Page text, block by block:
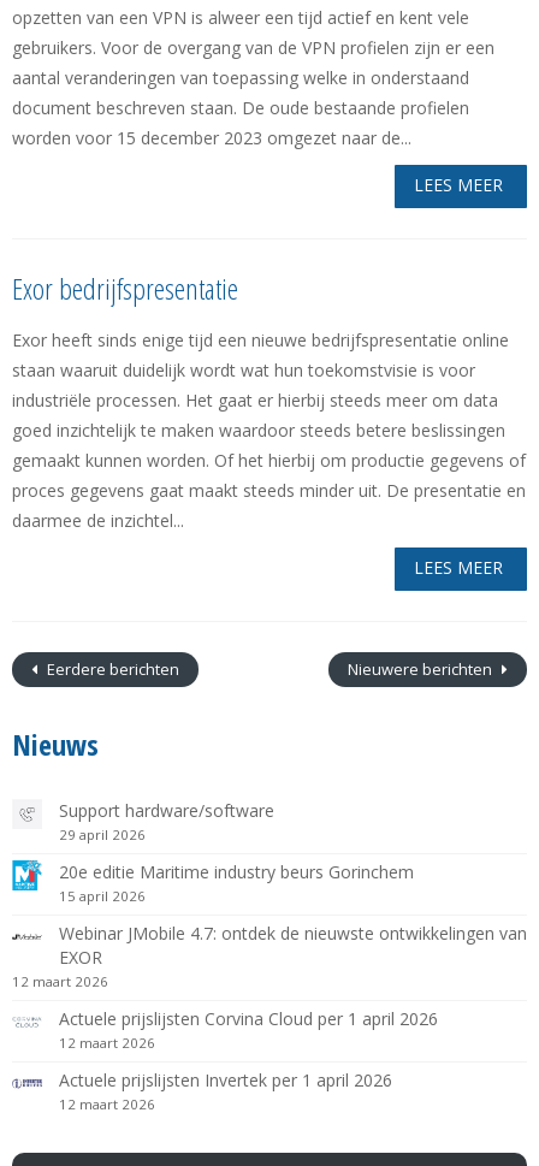
opzetten van een VPN is alweer een tijd actief en kent vele
gebruikers. Voor de overgang van de VPN profielen zijn er een
aantal veranderingen van toepassing welke in onderstaand
document beschreven staan. De oude bestaande profielen
worden voor 15 december 2023 omgezet naar de...
LEES MEER
Exor bedrijfspresentatie
Exor heeft sinds enige tijd een nieuwe bedrijfspresentatie online
staan waaruit duidelijk wordt wat hun toekomstvisie is voor
industriële processen. Het gaat er hierbij steeds meer om data
goed inzichtelijk te maken waardoor steeds betere beslissingen
gemaakt kunnen worden. Of het hierbij om productie gegevens of
proces gegevens gaat maakt steeds minder uit. De presentatie en
daarmee de inzichtel...
LEES MEER
Eerdere berichten Nieuwere berichten
Nieuws
Support hardware/software
29 april 2026
20e editie Maritime industry beurs Gorinchem
15 april 2026
Webinar JMobile 4.7: ontdek de nieuwste ontwikkelingen van
EXOR
12 maart 2026
Actuele prijslijsten Corvina Cloud per 1 april 2026
12 maart 2026
Actuele prijslijsten Invertek per 1 april 2026
12 maart 2026